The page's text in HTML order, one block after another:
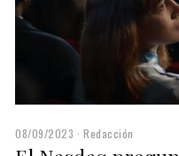
08/09/2023 Redacción